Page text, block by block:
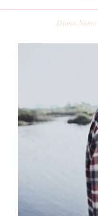
Diana Nobre